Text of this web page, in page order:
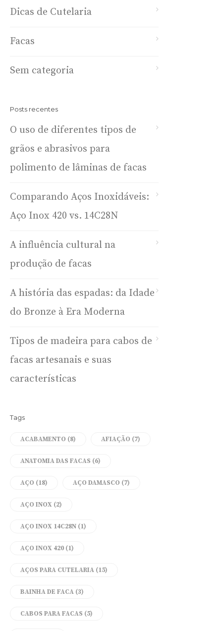
Dicas de Cutelaria
Facas
Sem categoria
Posts recentes
O uso de diferentes tipos de
grãos e abrasivos para
polimento de lâminas de facas
Comparando Aços Inoxidáveis:
Aço Inox 420 vs. 14C28N
A influência cultural na
produção de facas
A história das espadas: da Idade
do Bronze à Era Moderna
Tipos de madeira para cabos de
facas artesanais e suas
características
Tags
ACABAMENTO (8) AFIAÇÃO (7)
ANATOMIA DAS FACAS (6)
AÇO (18) AÇO DAMASCO (7)
AÇO INOX (2)
AÇO INOX 14C28N (1)
AÇO INOX 420 (1)
AÇOS PARA CUTELARIA (15)
BAINHA DE FACA (3)
CABOS PARA FACAS (5)